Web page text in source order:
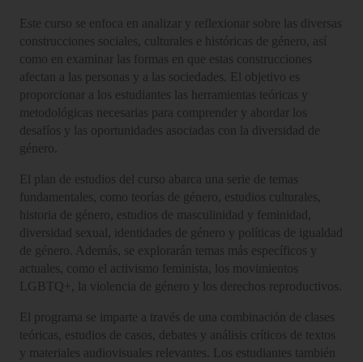
Este curso se enfoca en analizar y reflexionar sobre las diversas
construcciones sociales, culturales e históricas de género, así
como en examinar las formas en que estas construcciones
afectan a las personas y a las sociedades. El objetivo es
proporcionar a los estudiantes las herramientas teóricas y
metodológicas necesarias para comprender y abordar los
desafíos y las oportunidades asociadas con la diversidad de
género.
El plan de estudios del curso abarca una serie de temas
fundamentales, como teorías de género, estudios culturales,
historia de género, estudios de masculinidad y feminidad,
diversidad sexual, identidades de género y políticas de igualdad
de género. Además, se explorarán temas más específicos y
actuales, como el activismo feminista, los movimientos
LGBTQ+, la violencia de género y los derechos reproductivos.
El programa se imparte a través de una combinación de clases
teóricas, estudios de casos, debates y análisis críticos de textos
y materiales audiovisuales relevantes. Los estudiantes también